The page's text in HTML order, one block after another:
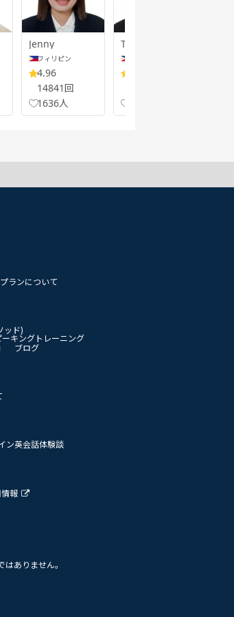
Jenny
フィリピン
4.96
14841回
1636人
Tin
ランについて
ッド)
ーキングトレーニング
ブログ
ン英会話体験談
報
ありません。